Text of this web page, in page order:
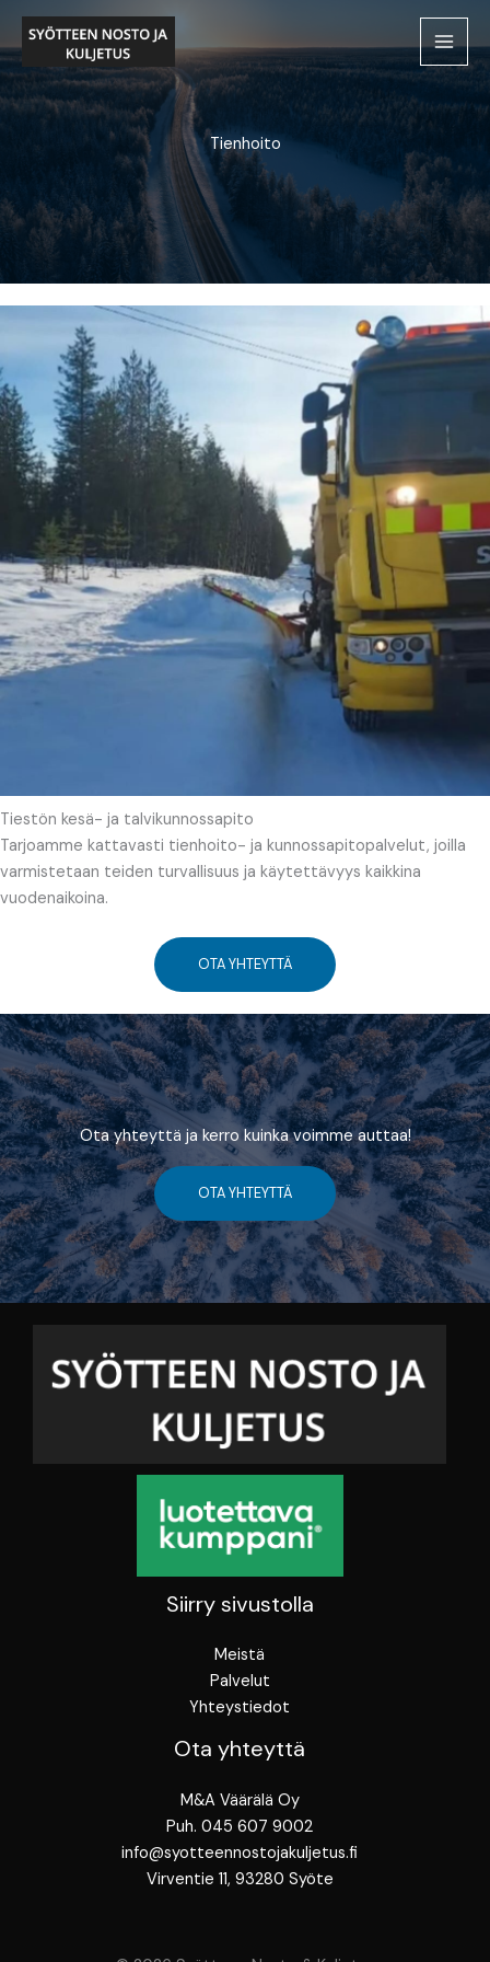
Siirry
sisältöön
Tienhoito
Tiestön kesä- ja talvikunnossapito
Tarjoamme kattavasti tienhoito- ja kunnossapitopalvelut, joilla
varmistetaan teiden turvallisuus ja käytettävyys kaikkina
vuodenaikoina.
OTA YHTEYTTÄ
Ota yhteyttä ja kerro kuinka voimme auttaa!
OTA YHTEYTTÄ
Siirry sivustolla
Meistä
Palvelut
Yhteystiedot
Ota yhteyttä
M&A Väärälä Oy
Puh. 045 607 9002
info@syotteennostojakuljetus.fi
Virventie 11, 93280 Syöte